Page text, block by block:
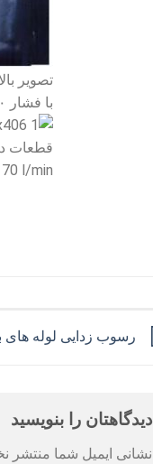
با فشار ۵۵۰ بار و دبی ۷۰ لیتر بر دقیقه میباشد .
قطعات
l/min
رسوب زدایی لوله های
دیدگاهتان را بنویسید
نشانی ایمیل شما منتشر